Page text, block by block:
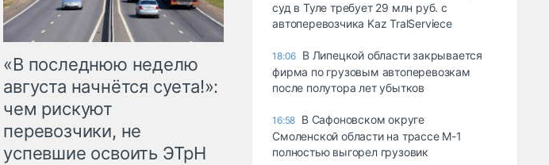
«В последнюю неделю
августа начнётся суета!»:
чем рискуют
перевозчики, не
успевшие освоить ЭТрН
суд в Туле требует 29 млн руб. с
автоперевозчика Kaz TralServiece
18:06 В Липецкой области закрывается
фирма по грузовым автоперевозкам
после полутора лет убытков
16:58 В Сафоновском округе
Смоленской области на трассе М-1
полностью выгорел грузовик